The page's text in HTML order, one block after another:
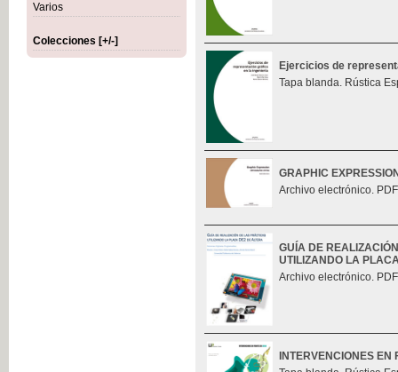
Varios
Colecciones [+/-]
Ejercicios de
Tapa blanda. Rústica
GRAPHIC
Archivo electrónico.
GUÍA DE
UTILIZANDO LA
Archivo electrónico.
INTERVENCIONES